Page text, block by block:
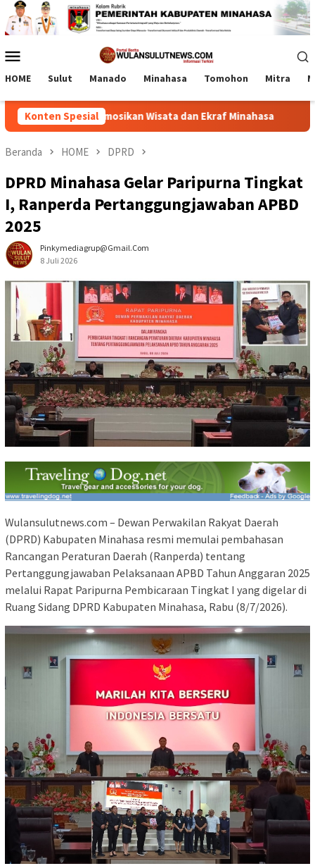
Loncat
ke
konten
Mobile
HOME Sulut Manado Minahasa Tomohon Mitra
Konten Spesial
Promosikan Wisata dan Ekraf Minahasa Labkesmas
Beranda HOME DPRD
DPRD Minahasa Gelar Paripurna Tingkat
I, Ranperda Pertanggungjawaban APBD
2025
Pinkymediagrup@gmail.com
8 Juli 2026
Wulansulutnews.com – Dewan Perwakilan Rakyat Daerah
(DPRD) Kabupaten Minahasa resmi memulai pembahasan
Rancangan Peraturan Daerah (Ranperda) tentang
Pertanggungjawaban Pelaksanaan APBD Tahun Anggaran 2025
melalui Rapat Paripurna Pembicaraan Tingkat I yang digelar di
Ruang Sidang DPRD Kabupaten Minahasa, Rabu (8/7/2026).